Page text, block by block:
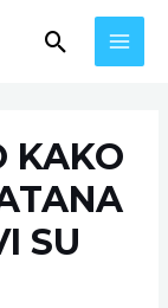
Search
KAKO
SU